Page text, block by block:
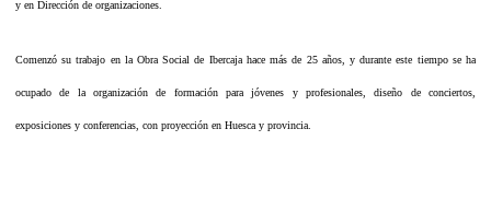
y en Dirección de organizaciones.
Comenzó su trabajo en la Obra Social de Ibercaja hace más de 25 años, y durante este tiempo se ha
ocupado de la organización de formación para jóvenes y profesionales, diseño de conciertos,
exposiciones y conferencias, con proyección en Huesca y provincia.